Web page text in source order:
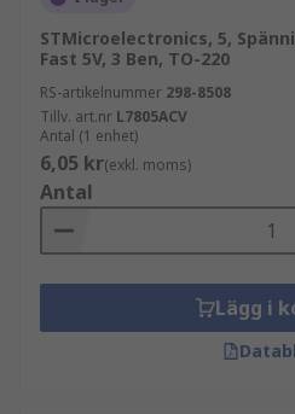
elektroniska kretsar som
spänningshantering eller
Detta inkluderar laddare,
telekommunikation och
STMicroelectronics, 5,
Fast 5V, 3 Ben, TO-220
RS-artikelnummer 298-8508
Tillv. art.nr L7805ACV
Antal (1 enhet)
6,05 kr(exkl. moms)
Antal
Lägg i